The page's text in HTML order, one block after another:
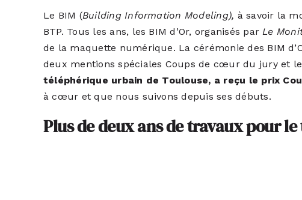
Le BIM (Building Information Modeling), à savoir la
BTP. Tous les ans, les BIM d’Or, organisés parLe
de la maquette numérique. La cérémonie des BIM
deux mentions spéciales Coups de cœur du jury et
téléphérique urbain de Toulouse, a reçu le prix
à cœur et que nous suivons depuis ses débuts.
Plus de deux ans de travaux pour